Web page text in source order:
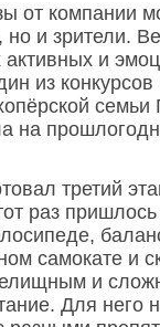
от компании
но и зрители.
и
из конкурсов
семьи
на
третий
раз
самокате и
и
Для него